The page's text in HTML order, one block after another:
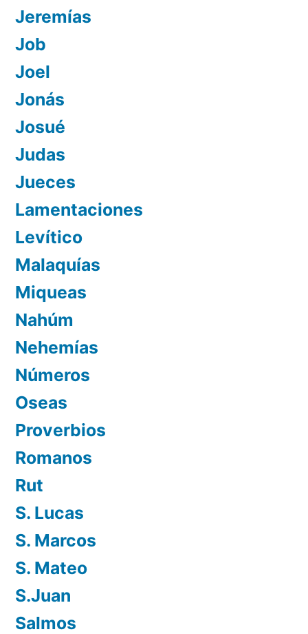
Jeremías
Job
Joel
Jonás
Josué
Judas
Jueces
Lamentaciones
Levítico
Malaquías
Miqueas
Nahúm
Nehemías
Números
Oseas
Proverbios
Romanos
Rut
S. Lucas
S. Marcos
S. Mateo
S.Juan
Salmos